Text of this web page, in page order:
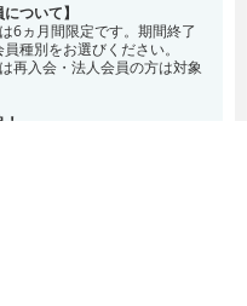
ついて】
6ヵ月間限定です。期間終了
種別をお選びください。
再入会・法人会員の方は対象